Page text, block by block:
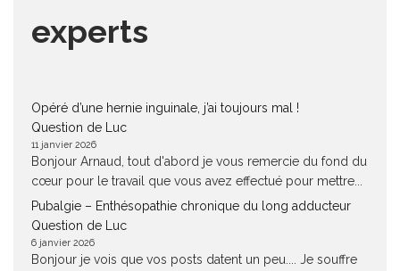
experts
Opéré d’une hernie inguinale, j’ai toujours mal !
Question de Luc
11 janvier 2026
Bonjour Arnaud, tout d'abord je vous remercie du fond du
cœur pour le travail que vous avez effectué pour mettre...
Pubalgie – Enthésopathie chronique du long adducteur
Question de Luc
6 janvier 2026
Bonjour je vois que vos posts datent un peu.... Je souffre